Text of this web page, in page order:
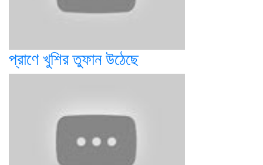
প্রাণে খুশির তুফান উঠেছে